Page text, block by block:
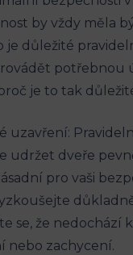
by vždy měla
je ‌důležité​
potřebnou
je‌ to tak
uzavření:
udržet dveře
pro vaši
se, že nedochází
nebo zachycení.